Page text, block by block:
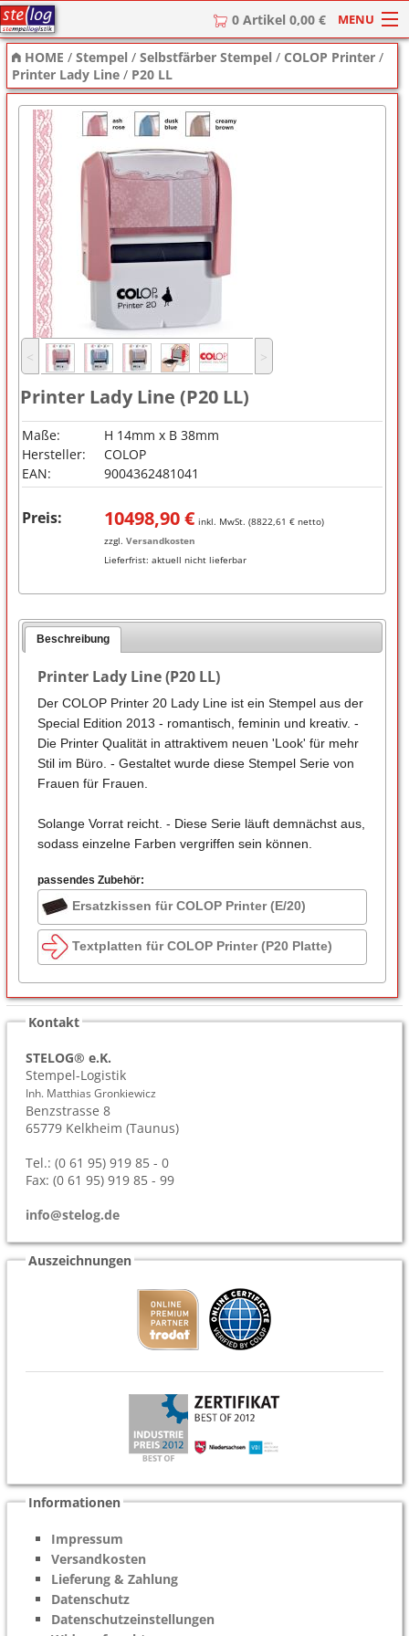
0 Artikel 0,00 € MENU
HOME
Stempel
Stempel-Textplatten
Stempelzubehör
HOME /Stempel /Selbstfärber Stempel / COLOP Printer /
Printer Lady Line / P20 LL
˂ ˃
Printer Lady Line (P20 LL)
Maße:
H 14mm x B 38mm
Hersteller:
COLOP
EAN:
9004362481041
Preis: 10498,90€ inkl. MwSt. (8822,61 € netto)
zzgl. Versandkosten
Lieferfrist: aktuell nicht lieferbar
Beschreibung
Printer Lady Line (P20 LL)
Der COLOP Printer 20 Lady Line ist ein Stempel aus der
Special Edition 2013 - romantisch, feminin und kreativ. -
Die Printer Qualität in attraktivem neuen 'Look' für mehr
Stil im Büro. - Gestaltet wurde diese Stempel Serie von
Frauen für Frauen.
Solange Vorrat reicht. - Diese Serie läuft demnächst aus,
sodass einzelne Farben vergriffen sein können.
passendes Zubehör:
Ersatzkissen für COLOP Printer (E/20)
Textplatten für COLOP Printer (P20 Platte)
Kontakt
STELOG® e.K.
Stempel-Logistik
Inh. Matthias Gronkiewicz
Benzstrasse 8
65779 Kelkheim (Taunus)
Tel.: (0 61 95) 919 85 - 0
Fax: (0 61 95) 919 85 - 99
info@stelog.de
Auszeichnungen
Informationen
Impressum
Versandkosten
Lieferung & Zahlung
Datenschutz
Datenschutzeinstellungen